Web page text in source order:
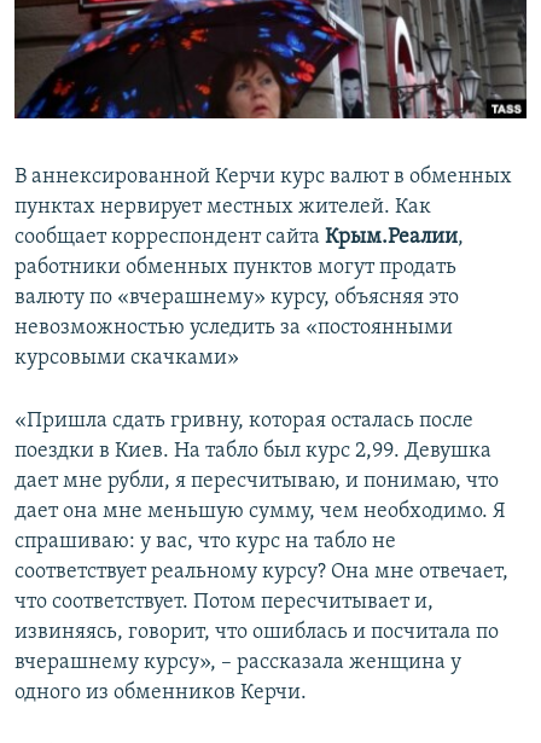
КРЫМ.НЕПОКОРЕННЫЙ
ELIFBE
УКРАИНСКАЯ ПРОБЛЕМА КРЫМА
В аннексированной Керчи курс валют в обменных
пунктах нервирует местных жителей. Как
сообщает корреспондент сайта Крым.Реалии,
работники обменных пунктов могут продать
валюту по «вчерашнему» курсу, объясняя это
невозможностью уследить за «постоянными
курсовыми скачками»
«Пришла сдать гривну, которая осталась после
поездки в Киев. На табло был курс 2,99. Девушка
дает мне рубли, я пересчитываю, и понимаю, что
дает она мне меньшую сумму, чем необходимо. Я
спрашиваю: у вас, что курс на табло не
соответствует реальному курсу? Она мне отвечает,
что соответствует. Потом пересчитывает и,
извиняясь, говорит, что ошиблась и посчитала по
вчерашнему курсу», – рассказала женщина у
одного из обменников Керчи.